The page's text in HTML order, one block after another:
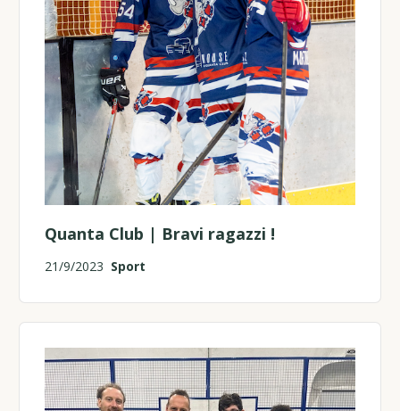
Quanta Club | Bravi ragazzi !
21/9/2023 Sport